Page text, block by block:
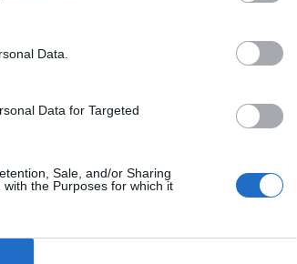
Data.
Data for Targeted
Sale, and/or Sharing
the Purposes for which it
τα
το
2που
μείωση του
κατέληξαν στο
βάρους